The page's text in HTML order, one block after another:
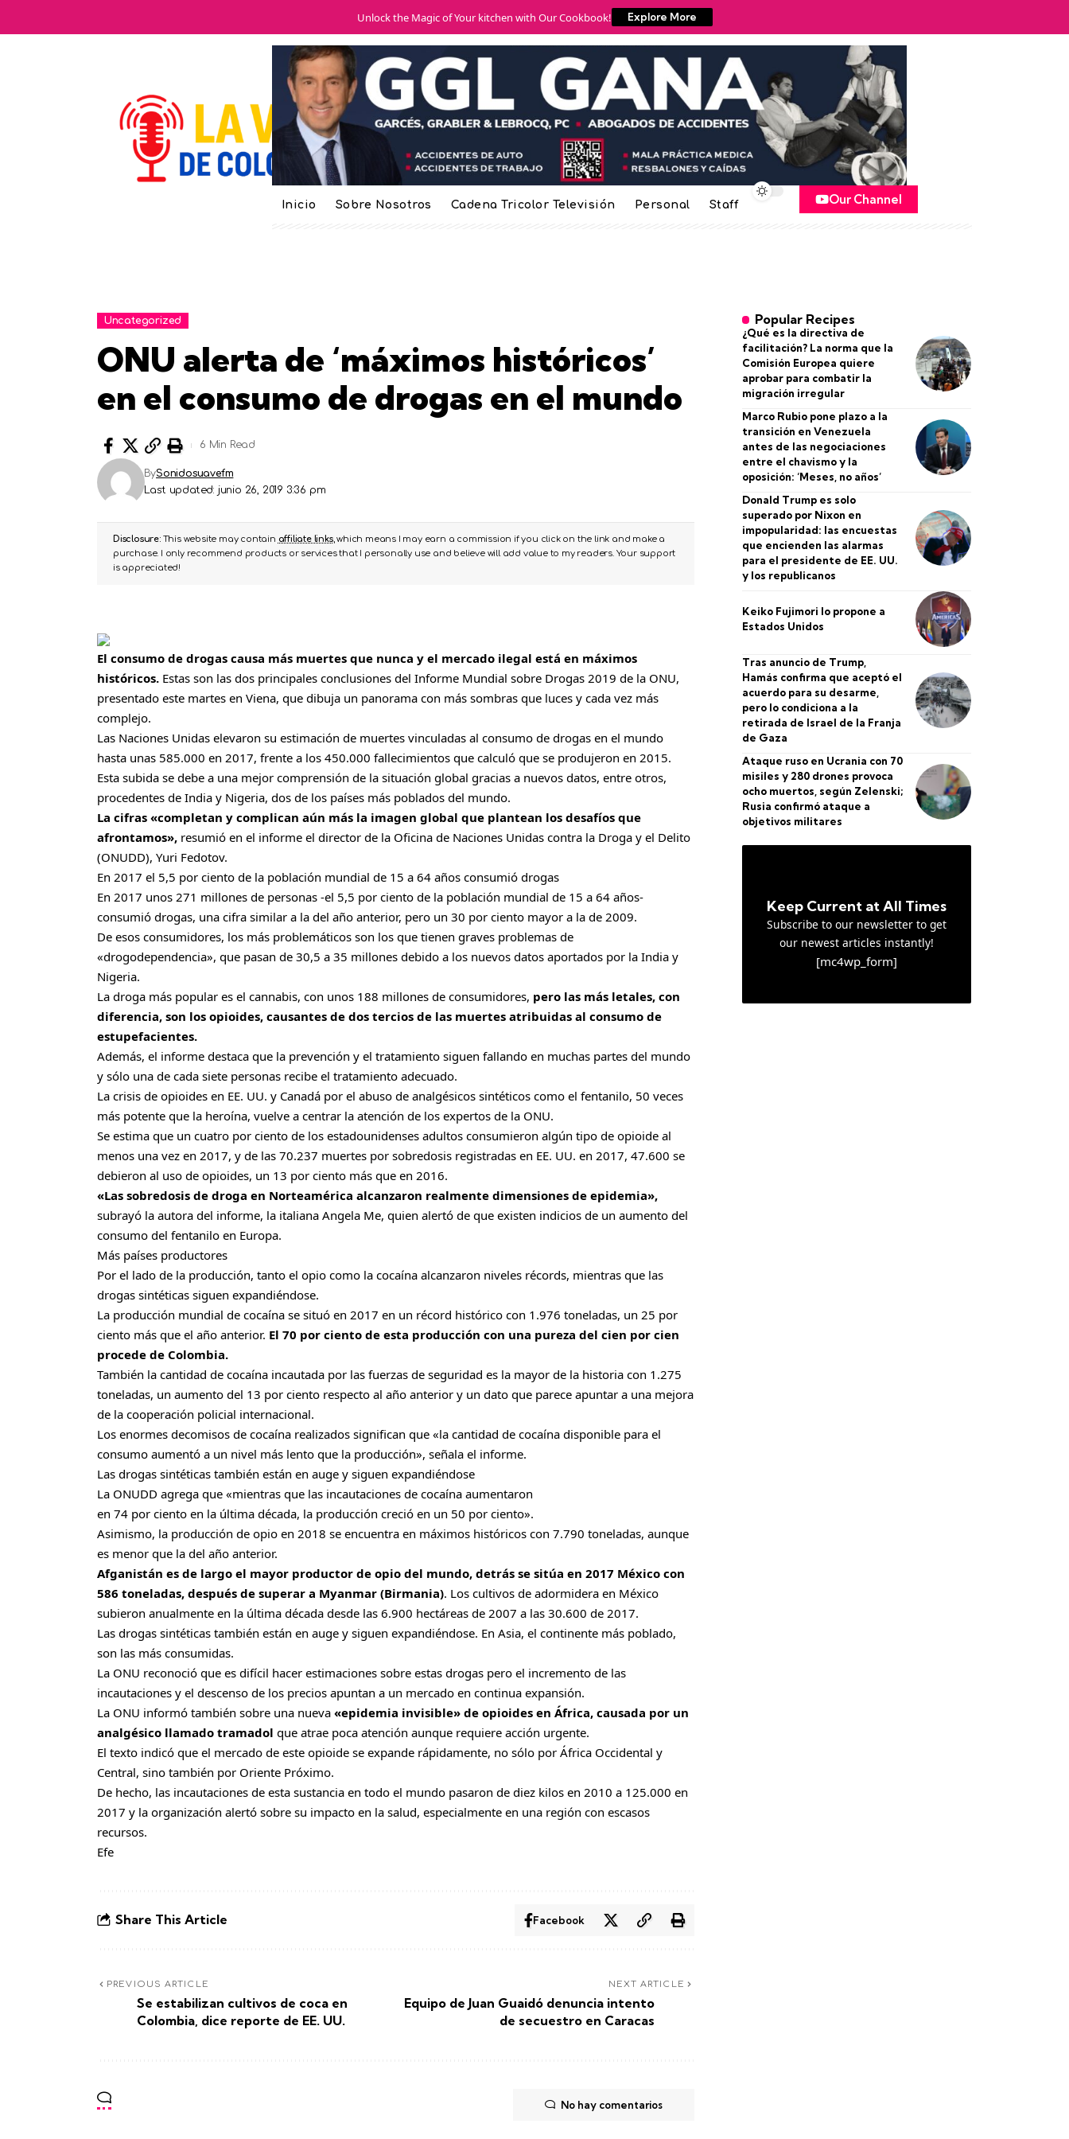
Unlock the Magic of Your kitchen with Our Cookbook! Explore More
Inicio Sobre Nosotros Cadena Tricolor Televisión Personal Staff Our Channel
Uncategorized
ONU alerta de ‘máximos históricos’
en el consumo de drogas en el mundo
Last updated: junio 26, 2019 3:36 pm
BySonidosuavefm
6 Min Read
Disclosure:This website may contain affiliate links, which means I may earn a commission if you click on the link and make a
purchase. I only recommend products or services that I personally use and believe will add value to my readers. Your support
is appreciated!
El consumo de drogas causa más muertes que nunca y el mercado ilegal está en máximos
históricos. Estas son las dos principales conclusiones del Informe Mundial sobre Drogas 2019 de la ONU,
presentado este martes en Viena, que dibuja un panorama con más sombras que luces y cada vez más
complejo.
Las Naciones Unidas elevaron su estimación de muertes vinculadas al consumo de drogas en el mundo
hasta unas 585.000 en 2017, frente a los 450.000 fallecimientos que calculó que se produjeron en 2015.
Esta subida se debe a una mejor comprensión de la situación global gracias a nuevos datos, entre otros,
procedentes de India y Nigeria, dos de los países más poblados del mundo.
La cifras «completan y complican aún más la imagen global que plantean los desafíos que
afrontamos», resumió en el informe el director de la Oficina de Naciones Unidas contra la Droga y el Delito
(ONUDD), Yuri Fedotov.
En 2017 el 5,5 por ciento de la población mundial de 15 a 64 años consumió drogas
En 2017 unos 271 millones de personas -el 5,5 por ciento de la población mundial de 15 a 64 años-
consumió drogas, una cifra similar a la del año anterior, pero un 30 por ciento mayor a la de 2009.
De esos consumidores, los más problemáticos son los que tienen graves problemas de
«drogodependencia», que pasan de 30,5 a 35 millones debido a los nuevos datos aportados por la India y
Nigeria.
La droga más popular es el cannabis, con unos 188 millones de consumidores, pero las más letales, con
diferencia, son los opioides, causantes de dos tercios de las muertes atribuidas al consumo de
estupefacientes.
Además, el informe destaca que la prevención y el tratamiento siguen fallando en muchas partes del mundo
y sólo una de cada siete personas recibe el tratamiento adecuado.
La crisis de opioides en EE. UU. y Canadá por el abuso de analgésicos sintéticos como el fentanilo, 50 veces
más potente que la heroína, vuelve a centrar la atención de los expertos de la ONU.
Se estima que un cuatro por ciento de los estadounidenses adultos consumieron algún tipo de opioide al
menos una vez en 2017, y de las 70.237 muertes por sobredosis registradas en EE. UU. en 2017, 47.600 se
debieron al uso de opioides, un 13 por ciento más que en 2016.
«Las sobredosis de droga en Norteamérica alcanzaron realmente dimensiones de epidemia»,
subrayó la autora del informe, la italiana Angela Me, quien alertó de que existen indicios de un aumento del
consumo del fentanilo en Europa.
Más países productores
Por el lado de la producción, tanto el opio como la cocaína alcanzaron niveles récords, mientras que las
drogas sintéticas siguen expandiéndose.
La producción mundial de cocaína se situó en 2017 en un récord histórico con 1.976 toneladas, un 25 por
ciento más que el año anterior. El 70 por ciento de esta producción con una pureza del cien por cien
procede de Colombia.
También la cantidad de cocaína incautada por las fuerzas de seguridad es la mayor de la historia con 1.275
toneladas, un aumento del 13 por ciento respecto al año anterior y un dato que parece apuntar a una mejora
de la cooperación policial internacional.
Los enormes decomisos de cocaína realizados significan que «la cantidad de cocaína disponible para el
consumo aumentó a un nivel más lento que la producción», señala el informe.
Las drogas sintéticas también están en auge y siguen expandiéndose
La ONUDD agrega que «mientras que las incautaciones de cocaína aumentaron
en 74 por ciento en la última década, la producción creció en un 50 por ciento».
Asimismo, la producción de opio en 2018 se encuentra en máximos históricos con 7.790 toneladas, aunque
es menor que la del año anterior.
Afganistán es de largo el mayor productor de opio del mundo, detrás se sitúa en 2017 México con
586 toneladas, después de superar a Myanmar (Birmania). Los cultivos de adormidera en México
subieron anualmente en la última década desde las 6.900 hectáreas de 2007 a las 30.600 de 2017.
Las drogas sintéticas también están en auge y siguen expandiéndose. En Asia, el continente más poblado,
son las más consumidas.
La ONU reconoció que es difícil hacer estimaciones sobre estas drogas pero el incremento de las
incautaciones y el descenso de los precios apuntan a un mercado en continua expansión.
La ONU informó también sobre una nueva «epidemia invisible» de opioides en África, causada por un
analgésico llamado tramadol que atrae poca atención aunque requiere acción urgente.
El texto indicó que el mercado de este opioide se expande rápidamente, no sólo por África Occidental y
Central, sino también por Oriente Próximo.
De hecho, las incautaciones de esta sustancia en todo el mundo pasaron de diez kilos en 2010 a 125.000 en
2017 y la organización alertó sobre su impacto en la salud, especialmente en una región con escasos
recursos.
Efe
Share This Article Facebook
PREVIOUS ARTICLE
Se estabilizan cultivos de coca en
Colombia, dice reporte de EE. UU.
NEXT ARTICLE
Equipo de Juan Guaidó denuncia intento
de secuestro en Caracas
No hay comentarios
Popular Recipes
¿Qué es la directiva de
facilitación? La norma que la
Comisión Europea quiere
aprobar para combatir la
migración irregular
Marco Rubio pone plazo a la
transición en Venezuela
antes de las negociaciones
entre el chavismo y la
oposición: ‘Meses, no años’
Donald Trump es solo
superado por Nixon en
impopularidad: las encuestas
que encienden las alarmas
para el presidente de EE. UU.
y los republicanos
Keiko Fujimori lo propone a
Estados Unidos
Tras anuncio de Trump,
Hamás confirma que aceptó el
acuerdo para su desarme,
pero lo condiciona a la
retirada de Israel de la Franja
de Gaza
Ataque ruso en Ucrania con 70
misiles y 280 drones provoca
ocho muertos, según Zelenski;
Rusia confirmó ataque a
objetivos militares
Keep Current at All Times
Subscribe to our newsletter to get
our newest articles instantly!
[mc4wp_form]